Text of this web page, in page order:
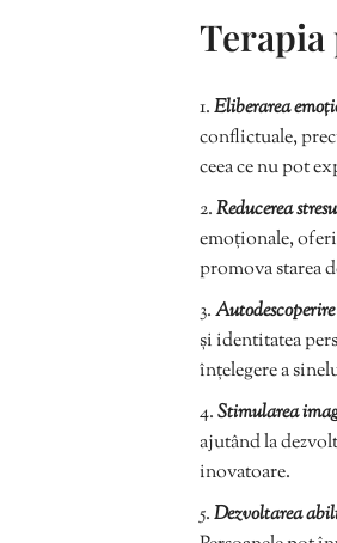
Eliberarea
conflictuale,
ceea ce nu pot
Reducerea
emoționale,
promova starea
și identitatea
înțelegere a
Stimularea
ajutând la
inovatoare.
Dezvoltarea